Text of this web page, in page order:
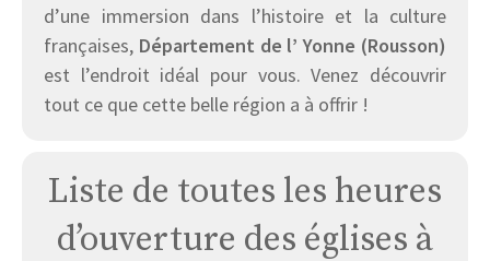
d’une immersion dans l’histoire et la culture
françaises, Département de l’ Yonne (Rousson)
est l’endroit idéal pour vous. Venez découvrir
tout ce que cette belle région a à offrir !
Liste de toutes les heures
d’ouverture des églises à